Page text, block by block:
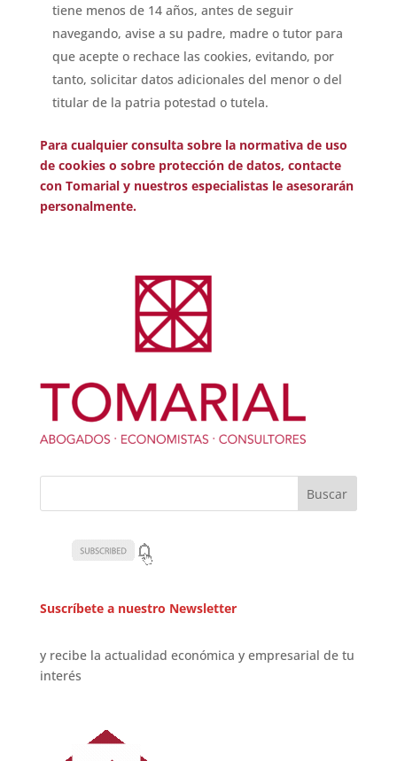
tiene menos de 14 años, antes de seguir
navegando, avise a su padre, madre o tutor para
que acepte o rechace las cookies, evitando, por
tanto, solicitar datos adicionales del menor o del
titular de la patria potestad o tutela.
Para cualquier consulta sobre la normativa de uso
de cookies o sobre protección de datos, contacte
con Tomarial y nuestros especialistas le asesorarán
personalmente.
Suscríbete a nuestro Newsletter
y recibe la actualidad económica y empresarial de tu
interés